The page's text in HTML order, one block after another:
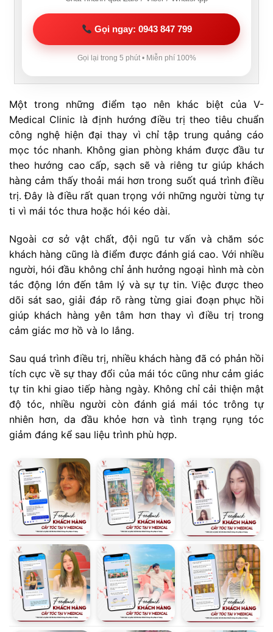
Gọi ngay: 0943 847 799
Gọi lại trong 5 phút • Miễn phí 100%
Một trong những điểm tạo nên khác biệt của V-
Medical Clinic là định hướng điều trị theo tiêu chuẩn
công nghệ hiện đại thay vì chỉ tập trung quảng cáo
mọc tóc nhanh. Không gian phòng khám được đầu tư
theo hướng cao cấp, sạch sẽ và riêng tư giúp khách
hàng cảm thấy thoải mái hơn trong suốt quá trình điều
trị. Đây là điều rất quan trọng với những người từng tự
ti vì mái tóc thưa hoặc hói kéo dài.
Ngoài cơ sở vật chất, đội ngũ tư vấn và chăm sóc
khách hàng cũng là điểm được đánh giá cao. Với nhiều
người, hói đầu không chỉ ảnh hưởng ngoại hình mà còn
tác động lớn đến tâm lý và sự tự tin. Việc được theo
dõi sát sao, giải đáp rõ ràng từng giai đoạn phục hồi
giúp khách hàng yên tâm hơn thay vì điều trị trong
cảm giác mơ hồ và lo lắng.
Sau quá trình điều trị, nhiều khách hàng đã có phản hồi
tích cực về sự thay đổi của mái tóc cũng như cảm giác
tự tin khi giao tiếp hàng ngày. Không chỉ cải thiện mật
độ tóc, nhiều người còn đánh giá mái tóc trông tự
nhiên hơn, da đầu khỏe hơn và tình trạng rụng tóc
giảm đáng kể sau liệu trình phù hợp.